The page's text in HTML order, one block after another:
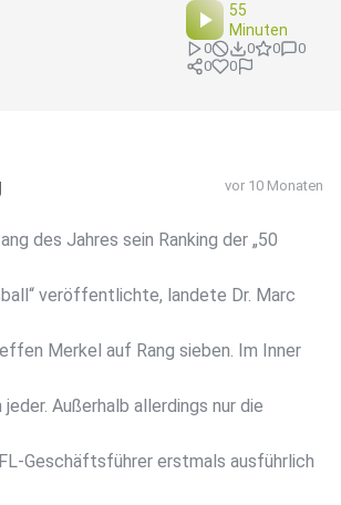
55
Minuten
0 0 0
0
0
0
vor 10 Monaten
des Jahres sein Ranking der „50
veröffentlichte, landete Dr. Marc
Merkel auf Rang sieben. Im Inner
jeder. Außerhalb allerdings nur die
Geschäftsführer erstmals ausführlich